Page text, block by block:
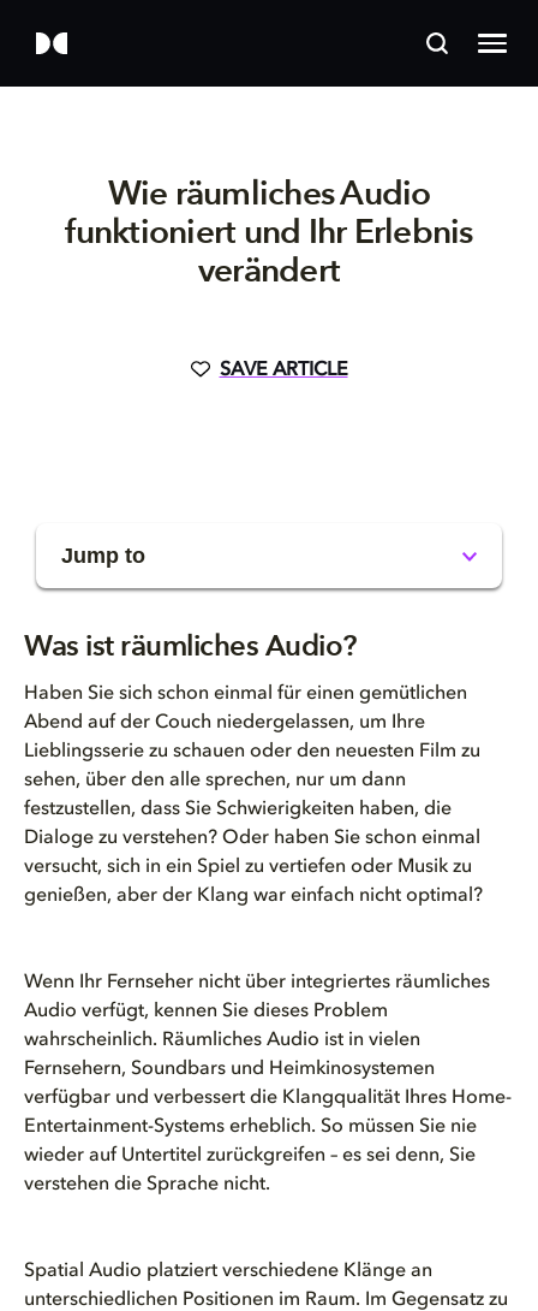
Wie räumliches Audio
funktioniert und Ihr Erlebnis
verändert
SAVE ARTICLE
Jump to
Wie funktioniert Spatial Audio...
Ist Dolby Atmos Spatial Audio?
Welche Geräte unterstützen Dol...
Welche Filme und Serien haben ...
Wie kann ich Dolby Atmos erleb...
Was ist räumliches Audio?
Haben Sie sich schon einmal für einen gemütlichen
Abend auf der Couch niedergelassen, um Ihre
Lieblingsserie zu schauen oder den neuesten Film zu
sehen, über den alle sprechen, nur um dann
festzustellen, dass Sie Schwierigkeiten haben, die
Dialoge zu verstehen? Oder haben Sie schon einmal
versucht, sich in ein Spiel zu vertiefen oder Musik zu
genießen, aber der Klang war einfach nicht optimal?
Wenn Ihr Fernseher nicht über integriertes räumliches
Audio verfügt, kennen Sie dieses Problem
wahrscheinlich. Räumliches Audio ist in vielen
Fernsehern, Soundbars und Heimkinosystemen
verfügbar und verbessert die Klangqualität Ihres Home-
Entertainment-Systems erheblich. So müssen Sie nie
wieder auf Untertitel zurückgreifen – es sei denn, Sie
verstehen die Sprache nicht.
Spatial Audio platziert verschiedene Klänge an
unterschiedlichen Positionen im Raum. Im Gegensatz zu